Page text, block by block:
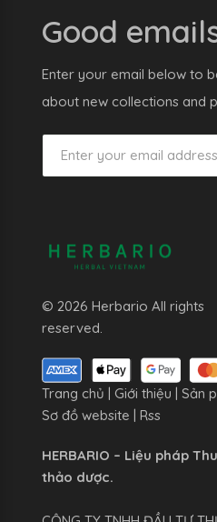
Good
Enter your email below to
about new collections and
© 2026 Herbario All rights
reserved.
Trang chủ Giới thiệu Sản
Sơ đồ website
Rss
HERBARIO – Liệu pháp
thảo dược.